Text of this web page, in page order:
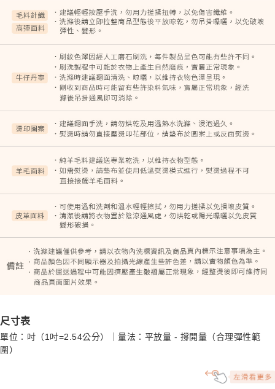
尺寸表
單位：吋（1吋=2.54公分）｜量法：平放量 - 撐開量（合理彈性範
圍）